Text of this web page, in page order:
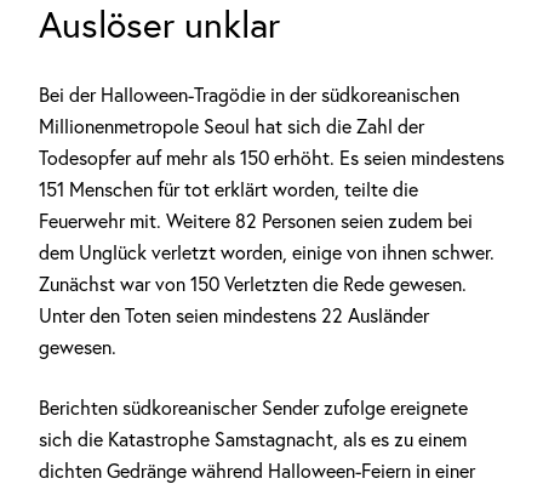
Auslöser unklar
Bei der Halloween-Tragödie in der südkoreanischen
Millionenmetropole Seoul hat sich die Zahl der
Todesopfer auf mehr als 150 erhöht. Es seien mindestens
151 Menschen für tot erklärt worden, teilte die
Feuerwehr mit. Weitere 82 Personen seien zudem bei
dem Unglück verletzt worden, einige von ihnen schwer.
Zunächst war von 150 Verletzten die Rede gewesen.
Unter den Toten seien mindestens 22 Ausländer
gewesen.
Berichten südkoreanischer Sender zufolge ereignete
sich die Katastrophe Samstagnacht, als es zu einem
dichten Gedränge während Halloween-Feiern in einer